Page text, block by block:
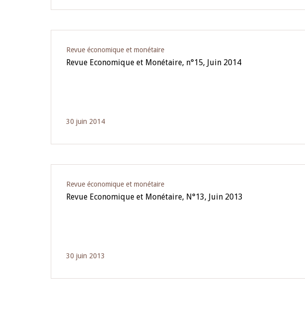
Revue économique et monétaire
Revue Economique et Monétaire, n°15, Juin 2014
30 juin 2014
Revue économique et monétaire
Revue Economique et Monétaire, N°13, Juin 2013
30 juin 2013